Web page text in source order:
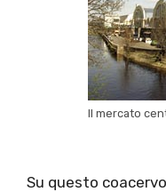
Il mercato
Su questo